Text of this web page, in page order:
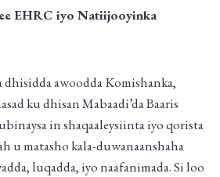
EHRC iyo Natiijooyinka
dhisidda awoodda Komishanka,
ku dhisan Mabaadi’da Baaris
in shaqaaleysiinta iyo qorista
u matasho kala-duwanaanshaha
luqadda, iyo naafanimada. Si loo